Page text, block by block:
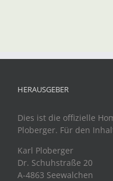
HERAUSGEBER
Dies ist die offizielle
Ploberger. Für den
Karl Ploberger
Dr. Schuhstraße 20
A-4863 Seewalchen